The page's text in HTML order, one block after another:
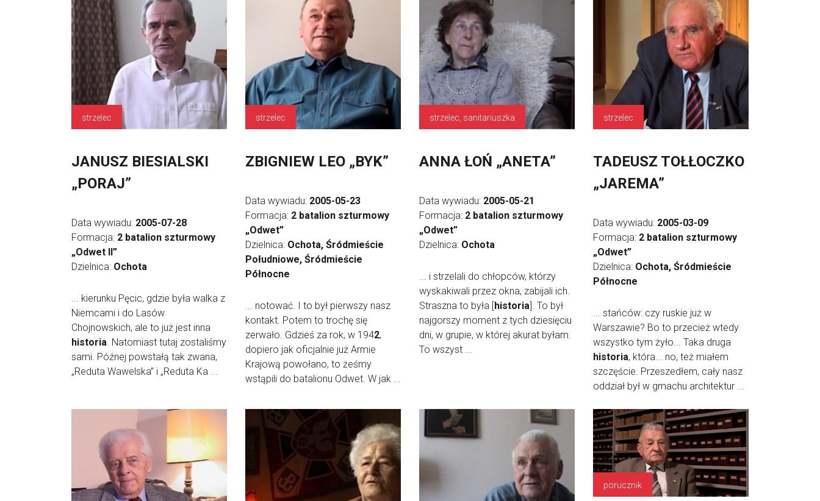
strzelec
JANUSZ BIESIALSKI
„PORAJ”
Data wywiadu: 2005-07-28
Formacja: 2 batalion szturmowy
„Odwet II”
Dzielnica: Ochota
... kierunku Pęcic, gdzie była walka z
Niemcami i do Lasów
Chojnowskich, ale to już jest inna
historia. Natomiast tutaj zostaliśmy
sami. Późnej powstałą tak zwana,
„Reduta Wawelska” i „Reduta Ka ...
strzelec
ZBIGNIEW LEO „BYK”
Data wywiadu: 2005-05-23
Formacja: 2 batalion szturmowy
„Odwet”
Dzielnica: Ochota, Śródmieście
Południowe, Śródmieście
Północne
... notować. I to był pierwszy nasz
kontakt. Potem to trochę się
zerwało. Gdzieś za rok, w 1942,
dopiero jak oficjalnie już Armie
Krajową powołano, to żeśmy
wstąpili do batalionu Odwet. W jak ...
strzelec, sanitariuszka
ANNA ŁOŃ „ANETA”
Data wywiadu: 2005-05-21
Formacja: 2 batalion szturmowy
„Odwet”
Dzielnica: Ochota
... i strzelali do chłopców, którzy
wyskakiwali przez okna, zabijali ich.
Straszna to była [historia]. To był
najgorszy moment z tych dziesięciu
dni, w grupie, w której akurat byłam.
To wszyst ...
strzelec
TADEUSZ TOŁŁOCZKO
„JAREMA”
Data wywiadu: 2005-03-09
Formacja: 2 batalion szturmowy
„Odwet”
Dzielnica: Ochota, Śródmieście
Północne
... stańców: czy ruskie już w
Warszawie? Bo to przecież wtedy
wszystko tym żyło... Taka druga
historia, która... no, też miałem
szczęście. Przeszedłem, cały nasz
oddział był w gmachu architektur ...
porucznik